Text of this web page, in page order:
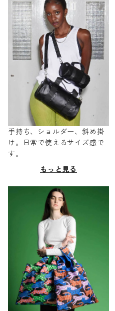
手持ち、ショルダー、斜め掛
け。日常で使えるサイズ感で
す。
もっと見る